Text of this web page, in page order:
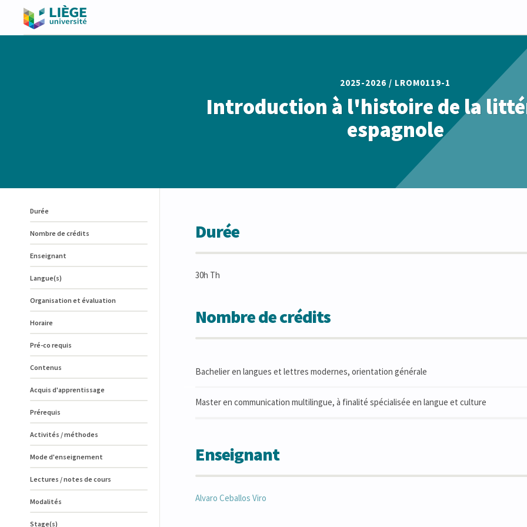
2025-2026 / LROM0119-1
Introduction à l'histoire de la
espagnole
Durée
Nombre de crédits
Enseignant
Langue(s)
Organisation et évaluation
Horaire
Pré-co requis
Contenus
Acquis d'apprentissage
Prérequis
Activités / méthodes
Mode d'enseignement
Lectures / notes de cours
Modalités
Stage(s)
Durée
30h Th
Nombre de crédits
Bachelier en langues et lettres modernes, orientation générale
Master en communication multilingue, à finalité spécialisée en langue et culture
Enseignant
Alvaro Ceballos Viro